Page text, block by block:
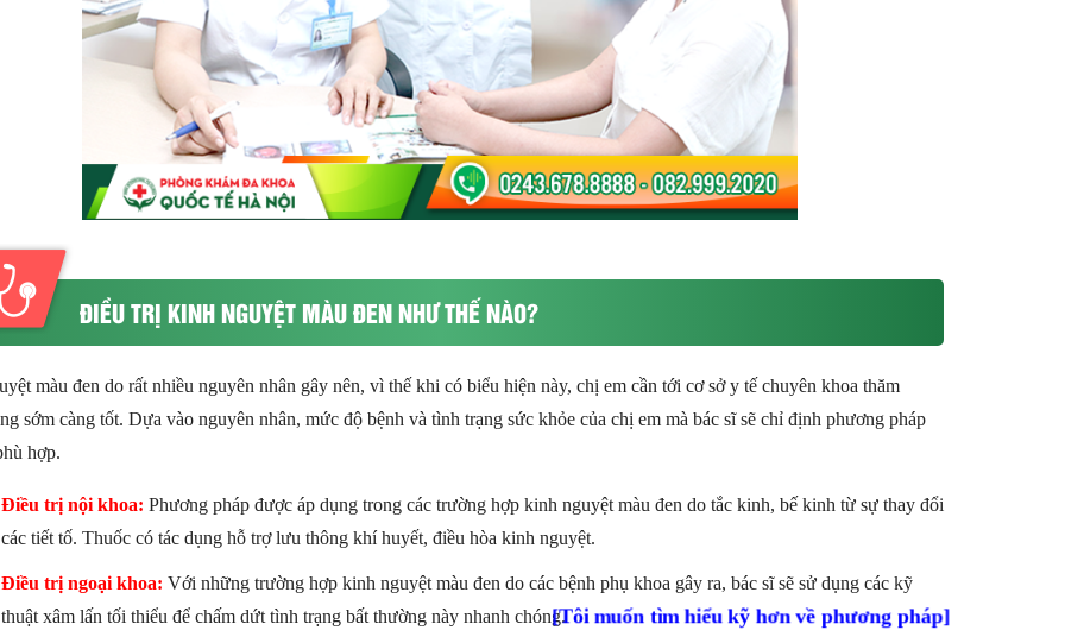
ĐIỀU TRỊ KINH NGUYỆT MÀU ĐEN NHƯ THẾ NÀO?
màu đen do rất nhiều nguyên nhân gây nên, vì thế khi có biểu hiện này, chị em cần tới cơ sở y tế chuyên khoa thăm
sớm càng tốt. Dựa vào nguyên nhân, mức độ bệnh và tình trạng sức khỏe của chị em mà bác sĩ sẽ chỉ định phương pháp
hợp.
Điều trị nội khoa: Phương pháp được áp dụng trong các trường hợp kinh nguyệt màu đen do tắc kinh, bế kinh từ sự thay đổi
các tiết tố. Thuốc có tác dụng hỗ trợ lưu thông khí huyết, điều hòa kinh nguyệt.
Điều trị ngoại khoa: Với những trường hợp kinh nguyệt màu đen do các bệnh phụ khoa gây ra, bác sĩ sẽ sử dụng các kỹ
thuật xâm lấn tối thiểu để chấm dứt tình trạng bất thường này nhanh chóng.[Tôi muốn tìm hiểu kỹ hơn về phương pháp]